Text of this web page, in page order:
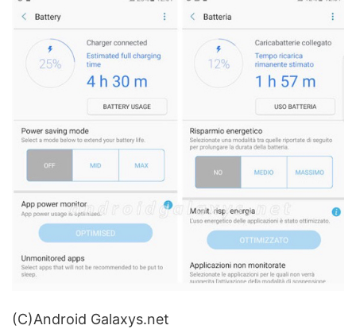
(C)Android Galaxys.net